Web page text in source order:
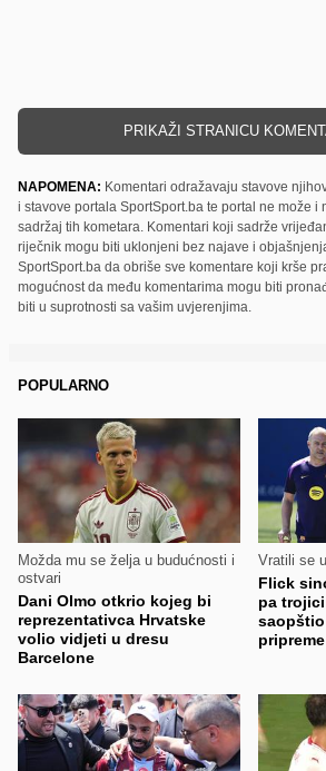
PRIKAŽI STRANICU
NAPOMENA: Komentari odražavaju stavove
i stavove portala SportSport.ba te portal ne može i
sadržaj tih kometara. Komentari koji sadrže
riječnik mogu biti uklonjeni bez najave i
SportSport.ba da obriše sve komentare koji krše
mogućnost da među komentarima mogu biti
biti u suprotnosti sa vašim uvjerenjima.
POPULARNO
Možda mu se želja u budućnosti i
ostvari
Dani Olmo otkrio kojeg bi
reprezentativca Hrvatske
volio vidjeti u dresu
Barcelone
Vratili se
Flick
pa
pripreme